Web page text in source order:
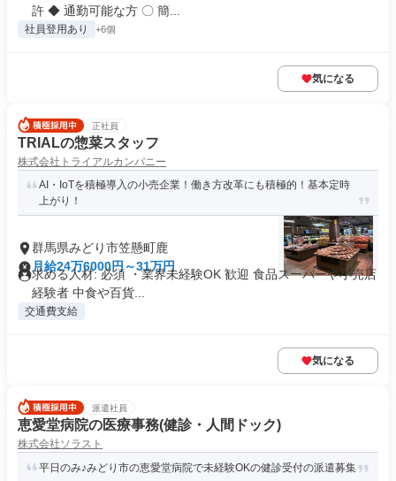
許 ◆ 通勤可能な方 〇 簡...
社員登用あり +6個
気になる
正社員
TRIALの惣菜スタッフ
株式会社トライアルカンパニー
AI・IoTを積極導入の小売企業！働き方改革にも積極的！基本定時
上がり！
群馬県みどり市笠懸町鹿
月給24万6000円～31万円
求める人材: 必須 ・業界未経験OK 歓迎 食品スーパーや小売店
経験者 中食や百貨...
交通費支給
気になる
派遣社員
恵愛堂病院の医療事務(健診・人間ドック)
株式会社ソラスト
平日のみ♪みどり市の恵愛堂病院で未経験OKの健診受付の派遣募集